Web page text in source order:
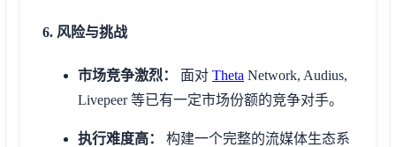
6. 风险与挑战
市场竞争激烈： 面对 Theta Network, Audius,
Livepeer 等已有一定市场份额的竞争对手。
执行难度高：
构建一个完整的流媒体生态系